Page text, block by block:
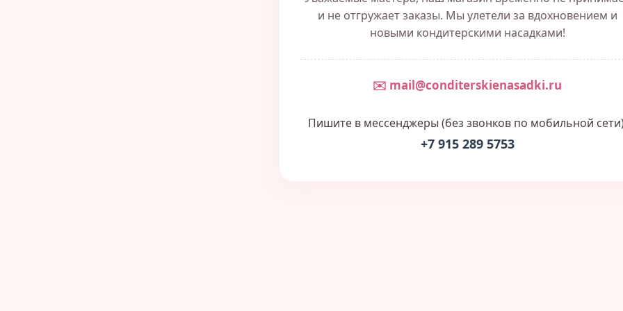
и не отгружает заказы. Мы улетели за вдохновением и
новыми кондитерскими насадками!
✉️ mail@conditerskienasadki.ru
Пишите в мессенджеры (без звонков по мобильной
+7 915 289 5753